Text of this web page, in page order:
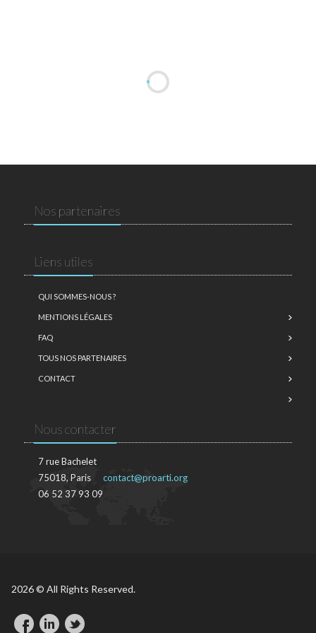
Nos partenaires
Liens utiles
QUI SOMMES-NOUS ?
MENTIONS LÉGALES
FAQ
TOUS NOS PARTENAIRES
CONTACT
Nous contacter
7 rue Bachelet
75018, Paris
06 52 37 93 09
contact@proarti.org
2026 © All Rights Reserved.